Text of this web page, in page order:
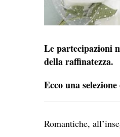
Le partecipazioni
della raffinatezza.
Ecco una
Romantiche,